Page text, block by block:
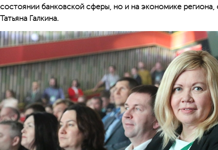
состоянии банковской сферы, но и на экономике
Татьяна Галкина.